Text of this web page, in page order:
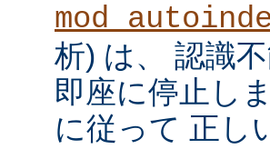
析) は、 認識
即座に停止し
に従って 正し